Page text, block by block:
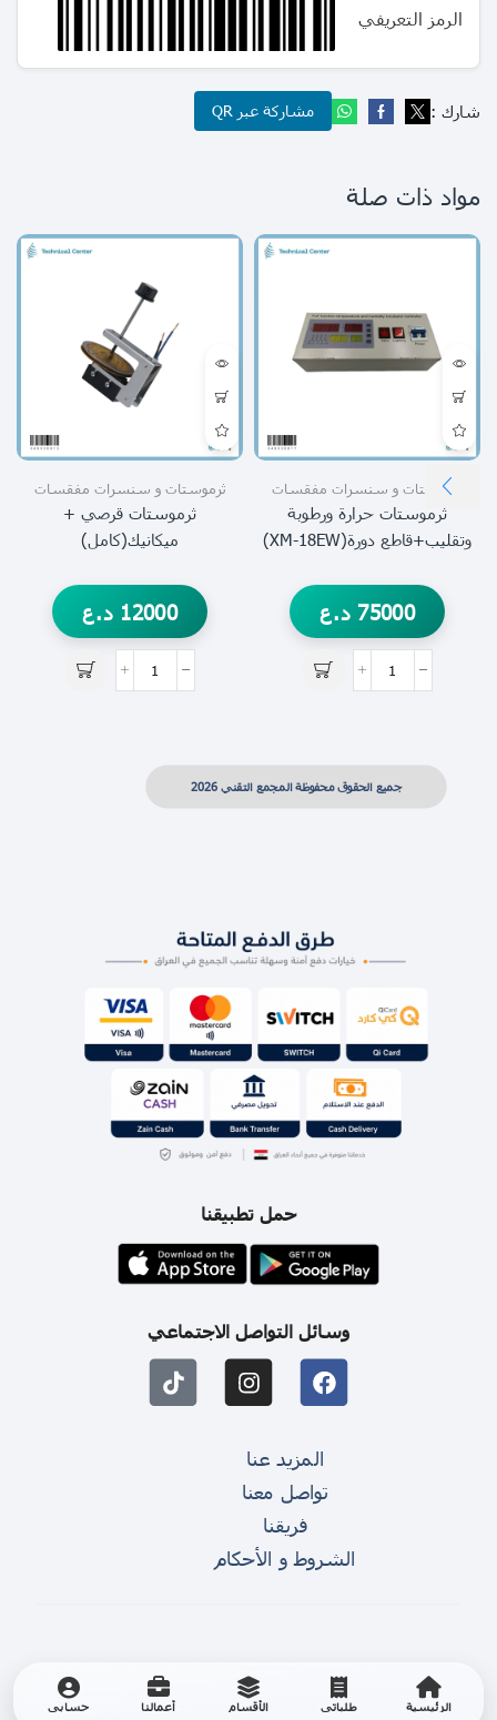
الرئيسية طلباتي الأقسام أعمالنا حسابي
الرمز التعريفي
شارك : مشاركة عبر QR
مواد ذات صلة
ثرموستات و سنسرات مفقسات
ثرموستات حرارة ورطوبة
وتقليب+قاطع دورة(XM-18EW)
75000 د.ع
ثرموستات و سنسرات مفقسات
ثرموستات قرصي +
ميكانيك(كامل)
12000 د.ع
جميع الحقوق محفوظة المجمع التقني 2026
حمل تطبيقنا
وسائل التواصل الاجتماعي
المزيد عنا
تواصل معنا
فريقنا
الشروط و الأحكام